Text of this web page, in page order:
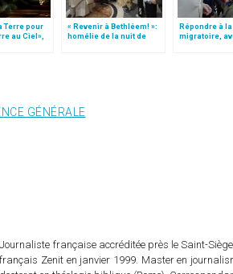
Terre pour
au Ciel»,
« Revenir à Bethléem! »:
homélie de la nuit de
Répondre à
migratoire,
GÉNÉRALE
Journaliste française accréditée près le Saint-
français Zenit en janvier 1999. Master en